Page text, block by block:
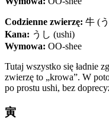
Codzienne zwierzę: 牛 (
Kana: うし (ushi)
Wymowa: OO-shee
Tutaj wszystko się ładnie
zwierzę to „krowa”. W
po prostu ushi, bez
寅